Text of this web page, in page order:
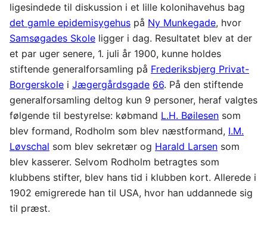
ligesindede til diskussion i et lille kolonihavehus bag
det gamle epidemisygehus på Ny Munkegade, hvor
Samsøgades Skole ligger i dag. Resultatet blev at der
et par uger senere, 1. juli år 1900, kunne holdes
stiftende generalforsamling på Frederiksbjerg Privat-
Borgerskole i Jægergårdsgade 66. På den stiftende
generalforsamling deltog kun 9 personer, heraf valgtes
følgende til bestyrelse: købmand L.H. Bøilesen som
blev formand, Rodholm som blev næstformand, I.M.
Løvschal som blev sekretær og Harald Larsen som
blev kasserer. Selvom Rodholm betragtes som
klubbens stifter, blev hans tid i klubben kort. Allerede i
1902 emigrerede han til USA, hvor han uddannede sig
til præst.